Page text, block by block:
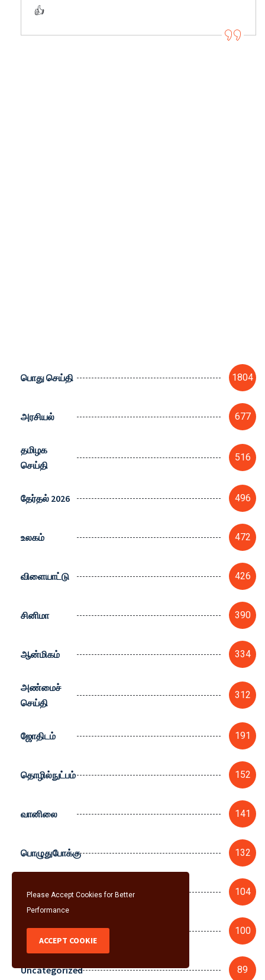
👍
பொது செய்தி 1804
அரசியல் 677
தமிழக
செய்தி
516
தேர்தல் 2026 496
உலகம் 472
விளையாட்டு 426
சினிமா 390
ஆன்மிகம் 334
அண்மைச்
செய்தி
312
ஜோதிடம் 191
தொழில்நுட்பம் 152
வானிலை 141
பொழுதுபோக்கு 132
கல்வி 104
வாகனம் 100
Uncategorized 89
Please Accept Cookies for Better
Performance
ACCEPT COOKIE